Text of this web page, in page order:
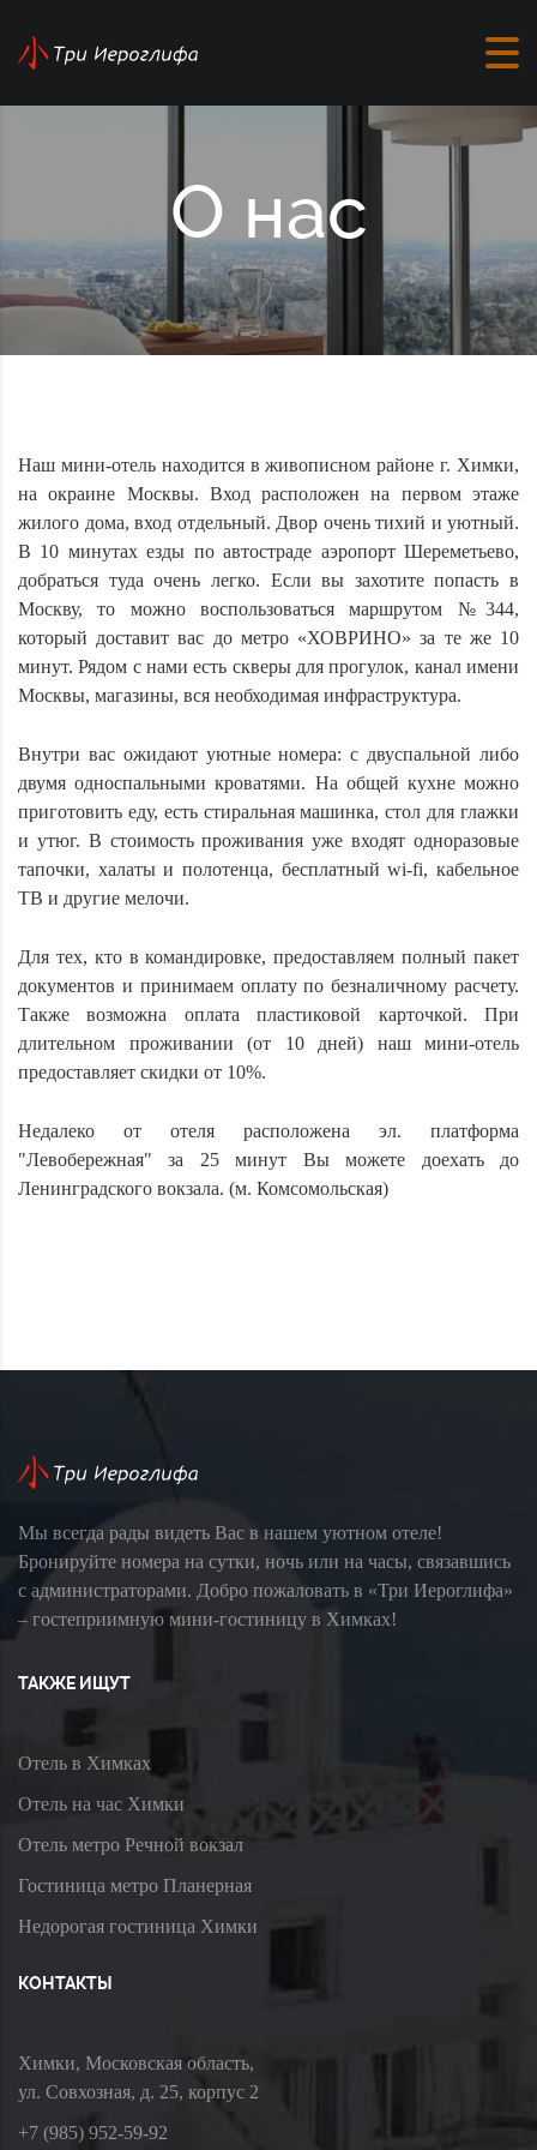
О нас
Наш мини-отель находится в живописном районе г. Химки,
на окраине Москвы. Вход расположен на первом этаже
жилого дома, вход отдельный. Двор очень тихий и уютный.
В 10 минутах езды по автостраде аэропорт Шереметьево,
добраться туда очень легко. Если вы захотите попасть в
Москву, то можно воспользоваться маршрутом №344,
который доставит вас до метро «ХОВРИНО» за те же 10
минут. Рядом с нами есть скверы для прогулок, канал имени
Москвы, магазины, вся необходимая инфраструктура.
Внутри вас ожидают уютные номера: с двуспальной либо
двумя односпальными кроватями. На общей кухне можно
приготовить еду, есть стиральная машинка, стол для глажки
и утюг. В стоимость проживания уже входят одноразовые
тапочки, халаты и полотенца, бесплатный wi-fi, кабельное
ТВ и другие мелочи.
Для тех, кто в командировке, предоставляем полный пакет
документов и принимаем оплату по безналичному расчету.
Также возможна оплата пластиковой карточкой. При
длительном проживании (от 10 дней) наш мини-отель
предоставляет скидки от 10%.
Недалеко от отеля расположена эл. платформа
"Левобережная" за 25 минут Вы можете доехать до
Ленинградского вокзала. (м. Комсомольская)
Мы всегда рады видеть Вас в нашем уютном отеле!
Бронируйте номера на сутки, ночь или на часы, связавшись
с администраторами. Добро пожаловать в «Три Иероглифа»
– гостеприимную мини-гостиницу в Химках!
ТАКЖЕ ИЩУТ
Отель в Химках
Отель на час Химки
Отель метро Речной вокзал
Гостиница метро Планерная
Недорогая гостиница Химки
КОНТАКТЫ
Химки, Московская область,
ул. Совхозная, д. 25, корпус 2
+7 (985) 952-59-92